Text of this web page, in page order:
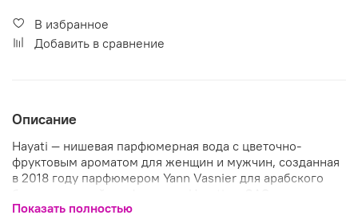
В избранное
Добавить в сравнение
Описание
Hayati — нишевая парфюмерная вода с цветочно-
фруктовым ароматом для женщин и мужчин, созданная
в 2018 году парфюмером Yann Vasnier для арабского
Роскошный, по-восточному богатый, соблазнительный
Показать полностью